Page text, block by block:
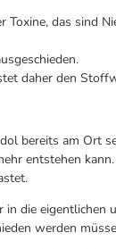
das sind
daher den
bereits am Ort
entstehen
die
werden